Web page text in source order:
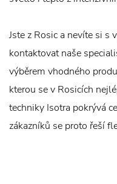
Jste z Rosic a nevíte si s
kontaktovat naše
výběrem vhodného
kterou se v Rosicích
techniky Isotra pokrývá
zákazníků se proto řeší